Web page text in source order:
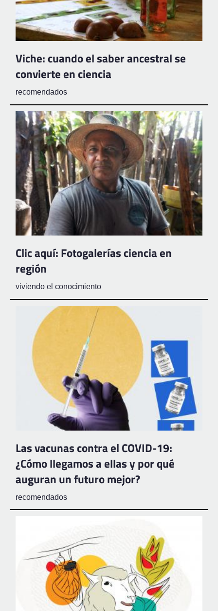
Viche: cuando el saber ancestral se
convierte en ciencia
recomendados
Clic aquí: Fotogalerías ciencia en
región
viviendo el conocimiento
Las vacunas contra el COVID-19:
¿Cómo llegamos a ellas y por qué
auguran un futuro mejor?
recomendados